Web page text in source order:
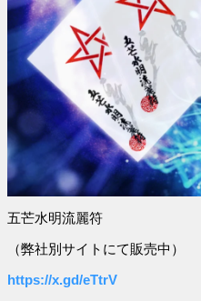
五芒水明流麗符
（弊社別サイトにて販売中）
https://x.gd/eTtrV